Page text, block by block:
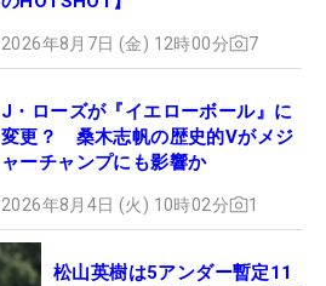
2026年8月7日 (金) 12時00分 7
J・ローズが『イエローボール』に
変更？ 桑木志帆の歴史的Vがメジ
ャーチャンプにも影響か
2026年8月4日 (火) 10時02分 1
松山英樹は5アンダー暫定11